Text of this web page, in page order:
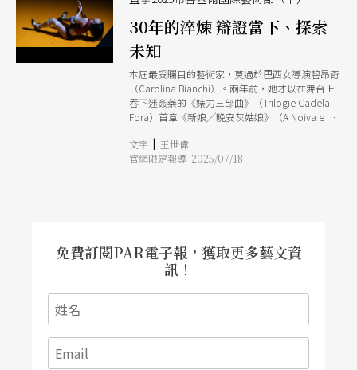
30年的淬煉 辯證當下、探索
未知
本屆最受矚目的藝術家，莫過於巴西女導演碧昂奇
（Carolina Bianchi）。兩年前，她才以在舞台上
吞下迷姦藥的《婊力三部曲》（Trilogie Cadela
Fora）首章《新娘╱晚安灰姑娘》（A Noiva e o
年她在KFDA呈現二部曲《兄弟情》（The
Brotherhood），再度將身體化爲抵抗創傷的工
及其共犯結構，包括曾經將楊．法布爾視為偶像的
自己：「劇場不是無辜的，它是一個權力的場所
（）我們由大師們所塑造。對抗他們的同時，也背
文字 | 王世偉
官網限定報導 2025/07/18
免費訂閱PAR電子報，獲取更多藝文資
訊！